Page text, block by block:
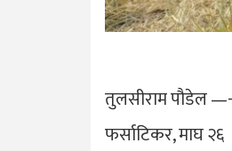
तुलसीराम पौडेल —-
फर्साटिकर, माघ २६